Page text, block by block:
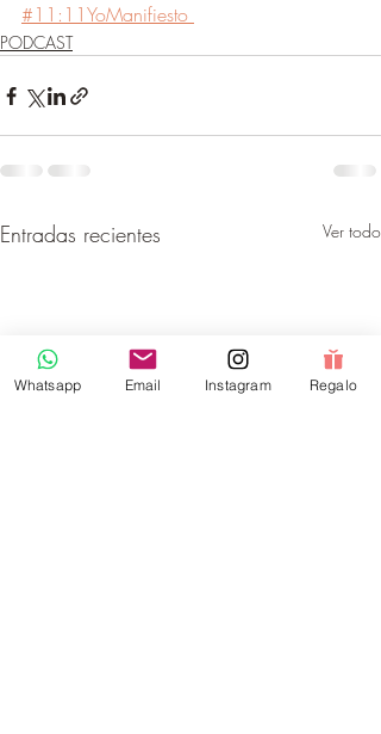
#11:11YoManifiesto
PODCAST
Entradas recientes Ver todo
Whatsapp Email Instagram Regalo